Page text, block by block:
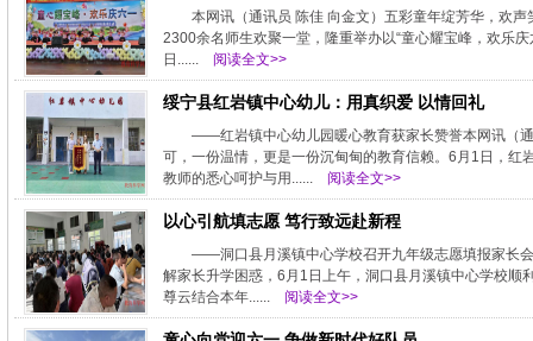
本网讯（通讯员 陈佳 向金文）五彩童年绽芳华，欢
2300余名师生欢聚一堂，隆重举办以“童心耀宝峰，欢乐
日......
阅读全文>>
绥宁县红岩镇中心幼儿：用真织爱 以情回礼
——红岩镇中心幼儿园暖心教育获家长赞誉本网讯（
可，一份温情，更是一份沉甸甸的教育信赖。6月1日，红
教师的悉心呵护与用......
阅读全文>>
以心引航填志愿 笃行致远赴新程
——洞口县月溪镇中心学校召开九年级志愿填报家长
解家长升学困惑，6月1日上午，洞口县月溪镇中心学校顺
尊云结合本年......
阅读全文>>